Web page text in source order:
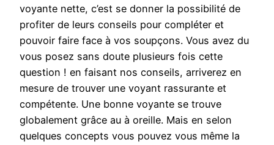
voyante nette, c’est se donner la possibilité de
profiter de leurs conseils pour compléter et
pouvoir faire face à vos soupçons. Vous avez du
vous posez sans doute plusieurs fois cette
question ! en faisant nos conseils, arriverez en
mesure de trouver une voyant rassurante et
compétente. Une bonne voyante se trouve
globalement grâce au à oreille. Mais en selon
quelques concepts vous pouvez vous même la